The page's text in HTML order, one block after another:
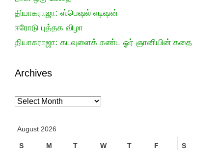
தியாகராஜா: ஸ்பெஷல் எடிஷன்
ஈரோடு புத்தக விழா
தியாகராஜா: கடவுளைக் கண்ட ஓர் ஞானியின் கதை
Archives
Archives
August 2026
S M T W T F S